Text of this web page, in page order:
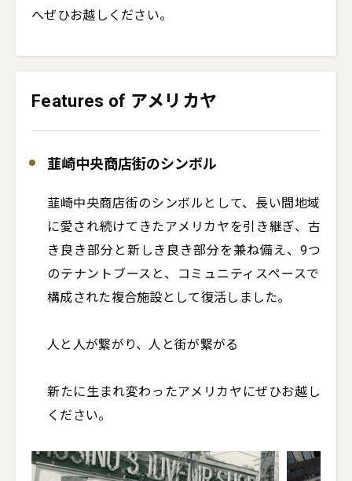
へぜひお越しください。
Features of アメリカヤ
韮崎中央商店街のシンボル
韮崎中央商店街のシンボルとして、長い間地域
に愛され続けてきたアメリカヤを引き継ぎ、古
き良き部分と新しき良き部分を兼ね備え、9つ
のテナントブースと、コミュニティスペースで
構成された複合施設として復活しました。
人と人が繋がり、人と街が繋がる
新たに生まれ変わったアメリカヤにぜひお越し
ください。